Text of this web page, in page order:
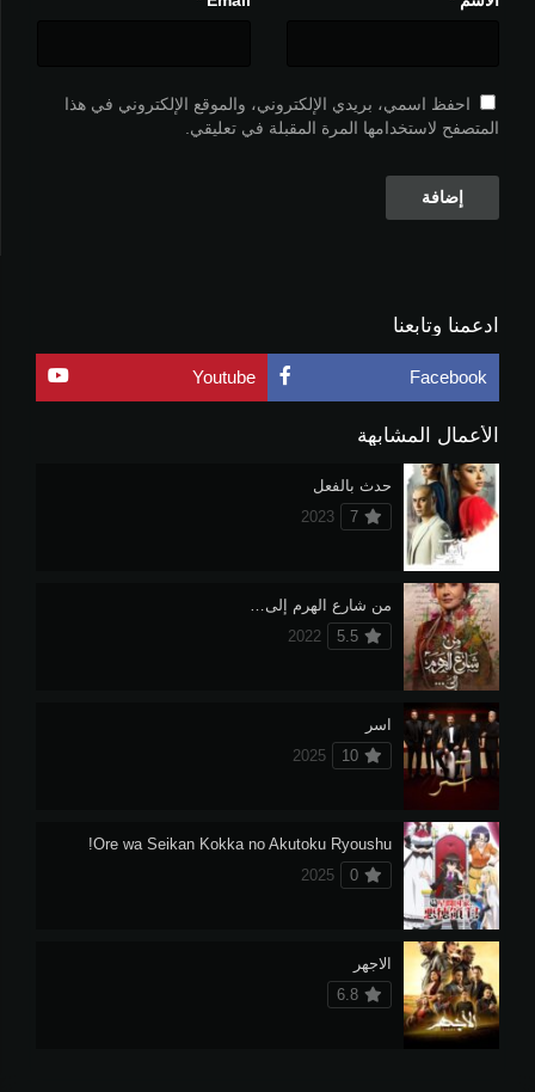
احفظ اسمي، بريدي الإلكتروني، والموقع الإلكتروني في هذا
المتصفح لاستخدامها المرة المقبلة في تعليقي.
ادعمنا وتابعنا
Facebook
Youtube
الأعمال المشابهة
حدث بالفعل
7
2023
من شارع الهرم إلى…
5.5
2022
اسر
10
2025
Ore wa Seikan Kokka no Akutoku Ryoushu!
0
2025
الاجهر
6.8